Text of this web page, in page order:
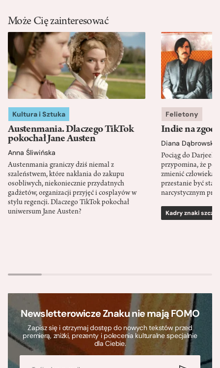
Może Cię zainteresować
Kultura i Sztuka
Austenmania. Dlaczego TikTok
pokochał Jane Austen
Anna Śliwińska
Austenmania graniczy dziś niemal z
szaleństwem, które nakłania do zakupu
osobliwych, niekoniecznie przydatnych
gadżetów, organizacji przyjęć i cosplayów w
stylu regencji. Dlaczego TikTok pokochał
uniwersum Jane Austen?
Felietony
Indie na
Diana Dąbrowska
Pociąg do
przypomina, że
zmienić człowieka
przestanie być
narcystycznym
Kadry znaki
Newsletterowicze Znaku nie mają FOMO
Zapisz się i otrzymaj dostęp do nowych tekstów przed
premierą, zniżki, prezenty i polecenia kulturalne specjalnie
dla Ciebie.